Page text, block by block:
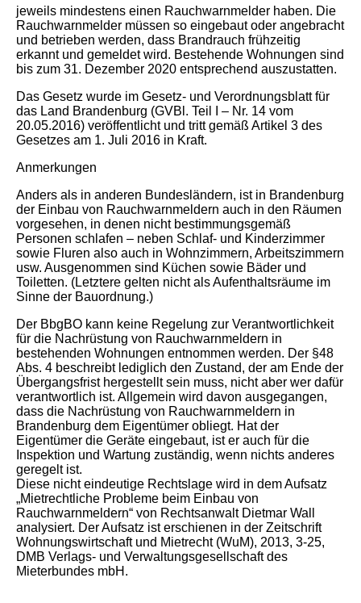
jeweils mindestens einen Rauchwarnmelder haben. Die
Rauchwarnmelder müssen so eingebaut oder angebracht
und betrieben werden, dass Brandrauch frühzeitig
erkannt und gemeldet wird. Bestehende Wohnungen sind
bis zum 31. Dezember 2020 entsprechend auszustatten.
Das Gesetz wurde im Gesetz- und Verordnungsblatt für
das Land Brandenburg (GVBl. Teil I – Nr. 14 vom
20.05.2016) veröffentlicht und tritt gemäß Artikel 3 des
Gesetzes am 1. Juli 2016 in Kraft.
Anmerkungen
Anders als in anderen Bundesländern, ist in Brandenburg
der Einbau von Rauchwarnmeldern auch in den Räumen
vorgesehen, in denen nicht bestimmungsgemäß
Personen schlafen – neben Schlaf- und Kinderzimmer
sowie Fluren also auch in Wohnzimmern, Arbeitszimmern
usw. Ausgenommen sind Küchen sowie Bäder und
Toiletten. (Letztere gelten nicht als Aufenthaltsräume im
Sinne der Bauordnung.)
Der BbgBO kann keine Regelung zur Verantwortlichkeit
für die Nachrüstung von Rauchwarnmeldern in
bestehenden Wohnungen entnommen werden. Der §48
Abs. 4 beschreibt lediglich den Zustand, der am Ende der
Übergangsfrist hergestellt sein muss, nicht aber wer dafür
verantwortlich ist. Allgemein wird davon ausgegangen,
dass die Nachrüstung von Rauchwarnmeldern in
Brandenburg dem Eigentümer obliegt. Hat der
Eigentümer die Geräte eingebaut, ist er auch für die
Inspektion und Wartung zuständig, wenn nichts anderes
geregelt ist.
Diese nicht eindeutige Rechtslage wird in dem Aufsatz
„Mietrechtliche Probleme beim Einbau von
Rauchwarnmeldern“ von Rechtsanwalt Dietmar Wall
analysiert. Der Aufsatz ist erschienen in der Zeitschrift
Wohnungswirtschaft und Mietrecht (WuM), 2013, 3-25,
DMB Verlags- und Verwaltungsgesellschaft des
Mieterbundes mbH.